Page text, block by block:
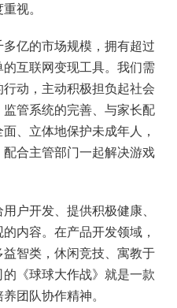
视。
亿的市场规模，拥有超过
互联网变现工具。我们需
动，主动积极担负起社会
管系统的完善、与家长配
、立体地保护未成年人，
合主管部门一起解决游戏
户开发、提供积极健康、
内容。在产品开发领域，
智类，休闲竞技、寓教于
《球球大作战》就是一款
团队协作精神。